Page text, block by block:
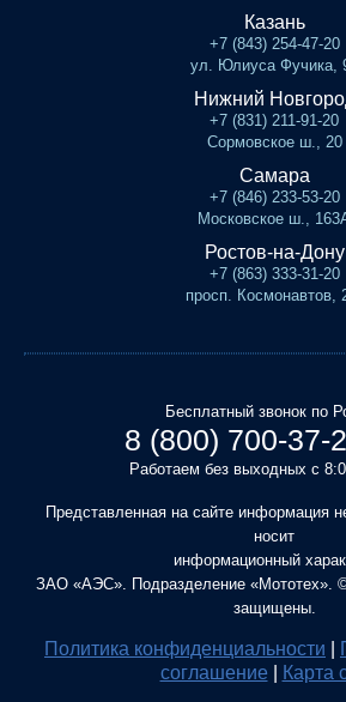
Казань
+7 (843) 254-47-20
ул. Юлиуса Фучика,
Нижний
+7 (831) 211-91-20
Сормовское ш., 20
Самара
+7 (846) 233-53-20
Московское ш.,
Ростов-на-Дону
+7 (863) 333-31-20
просп. Космонавтов,
Бесплатный звонок по
8 (800) 700-37-
Работаем без выходных с
Представленная на сайте информация
носит
информационный
ЗАО «АЭС». Подразделение «Мототех».
защищены.
Политика конфиденциальности
соглашение
Карта